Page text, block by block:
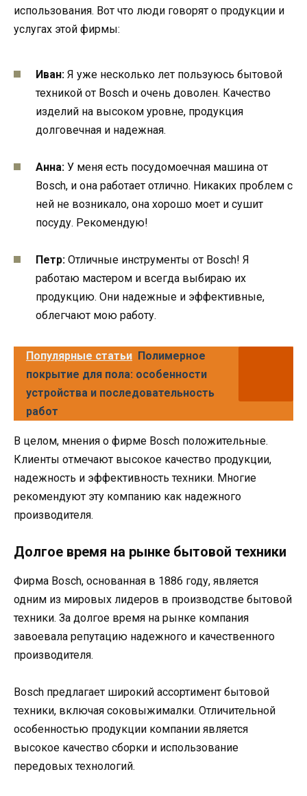
использования. Вот что люди говорят о продукции и
услугах этой фирмы:
Иван: Я уже несколько лет пользуюсь бытовой
техникой от Bosch и очень доволен. Качество
изделий на высоком уровне, продукция
долговечная и надежная.
Анна: У меня есть посудомоечная машина от
Bosch, и она работает отлично. Никаких проблем с
ней не возникало, она хорошо моет и сушит
посуду. Рекомендую!
Петр: Отличные инструменты от Bosch! Я
работаю мастером и всегда выбираю их
продукцию. Они надежные и эффективные,
облегчают мою работу.
Популярные статьи Полимерное
покрытие для пола: особенности
устройства и последовательность
работ
В целом, мнения о фирме Bosch положительные.
Клиенты отмечают высокое качество продукции,
надежность и эффективность техники. Многие
рекомендуют эту компанию как надежного
производителя.
Долгое время на рынке бытовой техники
Фирма Bosch, основанная в 1886 году, является
одним из мировых лидеров в производстве бытовой
техники. За долгое время на рынке компания
завоевала репутацию надежного и качественного
производителя.
Bosch предлагает широкий ассортимент бытовой
техники, включая соковыжималки. Отличительной
особенностью продукции компании является
высокое качество сборки и использование
передовых технологий.